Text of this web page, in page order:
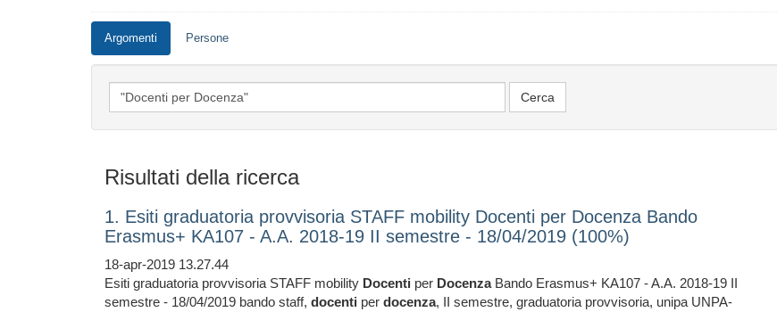
Argomenti Persone
Risultati della ricerca
1. Esiti graduatoria provvisoria STAFF mobility Docenti per Docenza Bando
Erasmus+ KA107 - A.A. 2018-19 II semestre - 18/04/2019 (100%)
18-apr-2019 13.27.44
Esiti graduatoria provvisoria STAFF mobility Docenti per DocenzaBando Erasmus+ KA107 - A.A. 2018-19 II
semestre - 18/04/2019 bando staff, docenti per docenza, II semestre, graduatoria provvisoria, unipa UNPA-